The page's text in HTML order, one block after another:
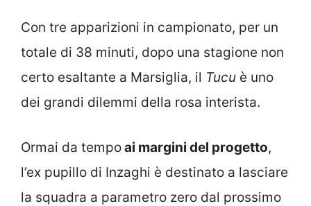
Con tre apparizioni in campionato, per un
totale di 38 minuti, dopo una stagione non
certo esaltante a Marsiglia, il Tucu è uno
dei grandi dilemmi della rosa interista.
Ormai da tempoai margini del progetto,
l’ex pupillo di Inzaghi è destinato a lasciare
la squadra a parametro zero dal prossimo